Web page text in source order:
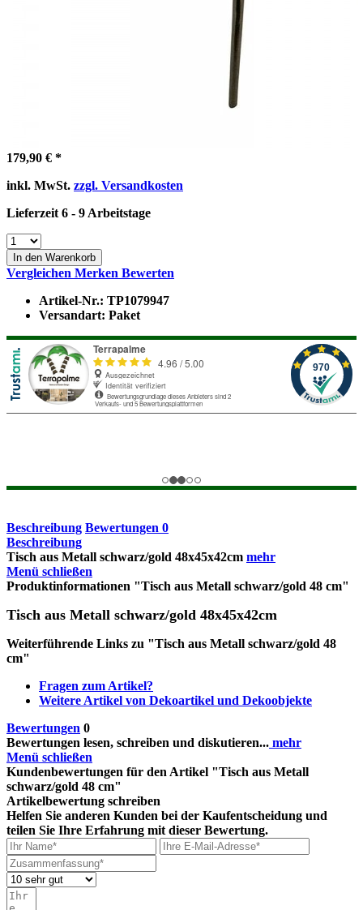
179,90 € *
inkl. MwSt. zzgl. Versandkosten
Lieferzeit 6 - 9 Arbeitstage
In den Warenkorb
Vergleichen Merken Bewerten
Artikel-Nr.: TP1079947
Versandart: Paket
Beschreibung Bewertungen 0
Beschreibung
Tisch aus Metall schwarz/gold 48x45x42cm mehr
Menü schließen
Produktinformationen "Tisch aus Metall schwarz/gold 48 cm"
Tisch aus Metall schwarz/gold 48x45x42cm
Weiterführende Links zu "Tisch aus Metall schwarz/gold 48
cm"
Fragen zum Artikel?
Weitere Artikel von Dekoartikel und Dekoobjekte
Bewertungen 0
Bewertungen lesen, schreiben und diskutieren... mehr
Menü schließen
Kundenbewertungen für den Artikel "Tisch aus Metall
schwarz/gold 48 cm"
Artikelbewertung schreiben
Helfen Sie anderen Kunden bei der Kaufentscheidung und
teilen Sie Ihre Erfahrung mit dieser Bewertung.